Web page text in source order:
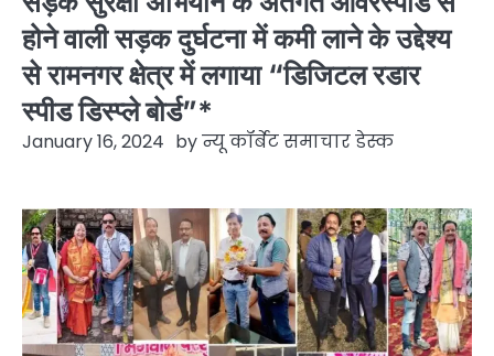
होने वाली सड़क दुर्घटना में कमी लाने के उद्देश्य
से रामनगर क्षेत्र में लगाया “डिजिटल रडार
स्पीड डिस्प्ले बोर्ड”*
January 16, 2024 byन्यू कॉर्बेट समाचार डेस्क